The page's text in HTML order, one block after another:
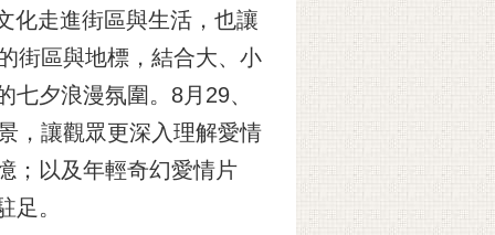
化走進街區與生活，也讓
街區與地標，結合大、小
夕浪漫氛圍。8月29、
，讓觀眾更深入理解愛情
；以及年輕奇幻愛情片
足。